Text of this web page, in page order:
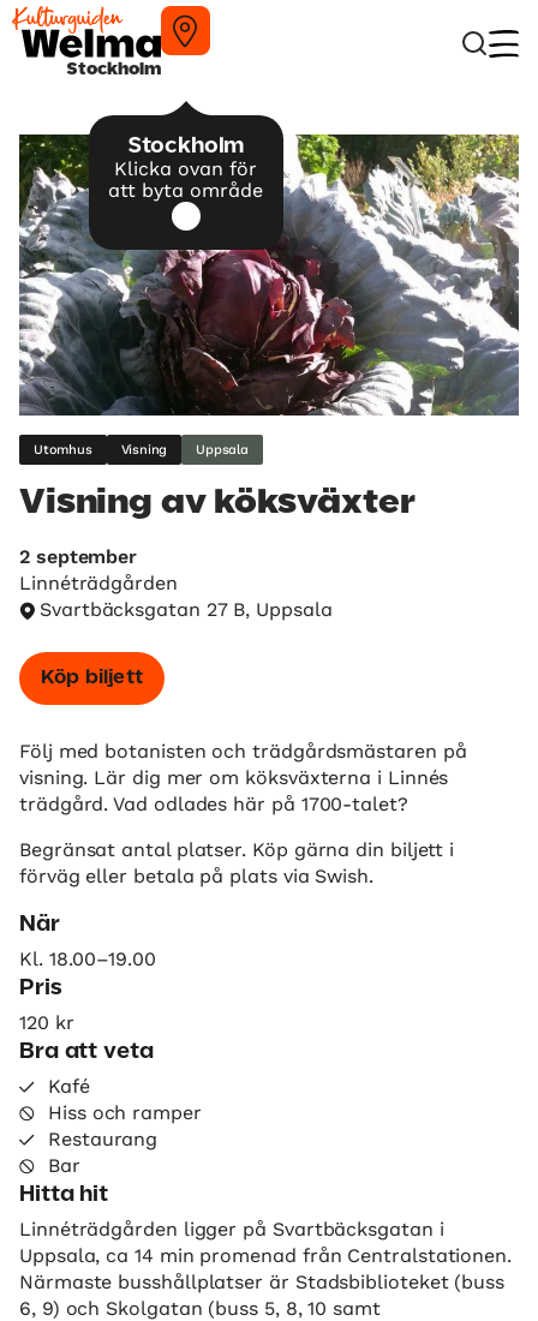
Stockholm
Stockholm
Klicka ovan för
att byta område
Utomhus Visning Uppsala
Visning av köksväxter
2 september
Linnéträdgården
Svartbäcksgatan 27 B, Uppsala
Köp biljett
Följ med botanisten och trädgårdsmästaren på
visning. Lär dig mer om köksväxterna i Linnés
trädgård. Vad odlades här på 1700-talet?
Begränsat antal platser. Köp gärna din biljett i
förväg eller betala på plats via Swish.
När
Kl. 18.00–19.00
Pris
120 kr
Bra att veta
Kafé
Hiss och ramper
Restaurang
Bar
Hitta hit
Linnéträdgården ligger på Svartbäcksgatan i
Uppsala, ca 14 min promenad från Centralstationen.
Närmaste busshållplatser är Stadsbiblioteket (buss
6, 9) och Skolgatan (buss 5, 8, 10 samt